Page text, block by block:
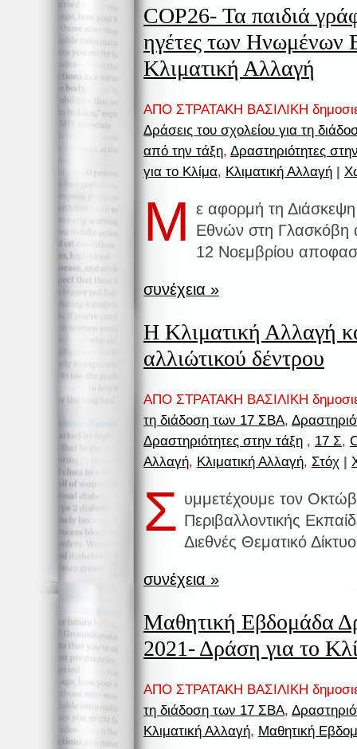
COP26- Τα παιδιά
ηγέτες των Ηνωμένων
Κλιματική Αλλαγή
ΑΠΟ ΣΤΡΑΤΑΚΗ ΒΑΣΙΛΙΚΗ
Δράσεις του σχολείου για τη
από την τάξη, Δραστηριότητες
για το Κλίμα, Κλιματική Αλλαγή |
Μ
ε αφορμή τη
Εθνών στη Γλασκόβη
12 Νοεμβρίου
συνέχεια »
Η Κλιματική Αλλαγή
αλλιώτικού δέντρου
ΑΠΟ ΣΤΡΑΤΑΚΗ ΒΑΣΙΛΙΚΗ
τη διάδοση των 17 ΣΒΑ,
Δραστηριότητες στην τάξη , 17 Σ,
Αλλαγή, Κλιματική Αλλαγή, Στόχ |
Σ υμμετέχουμε τον
Περιβαλλοντικής
Διεθνές Θεματικό
συνέχεια »
Μαθητική Εβδομάδα
2021- Δράση για το
ΑΠΟ ΣΤΡΑΤΑΚΗ ΒΑΣΙΛΙΚΗ
τη διάδοση των 17 ΣΒΑ,
Κλιματική Αλλαγή, Μαθητική